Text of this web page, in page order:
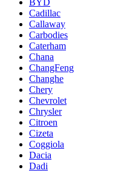
BYD
Cadillac
Callaway
Carbodies
Caterham
Chana
ChangFeng
Changhe
Chery
Chevrolet
Chrysler
Citroen
Cizeta
Coggiola
Dacia
Dadi